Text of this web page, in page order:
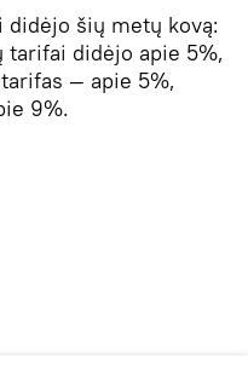
didėjo šių metų kovą:
didėjo apie 5%,
— apie 5%,
9%.